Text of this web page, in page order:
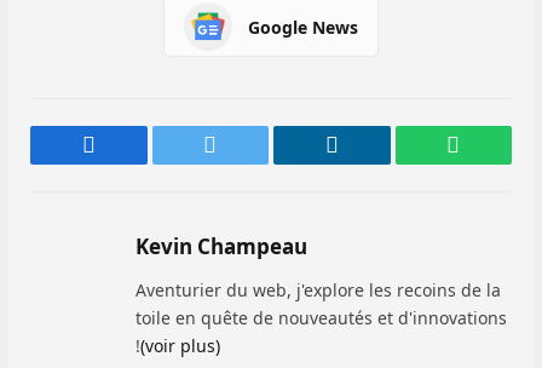
Google News
Facebook Twitter LinkedIn
Kevin Champeau
Aventurier du web, j'explore les recoins de la
toile en quête de nouveautés et d'innovations
!(voir plus)